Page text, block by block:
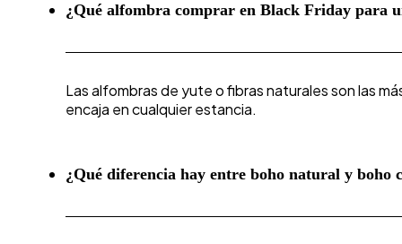
¿Qué alfombra comprar en Black Friday para
Las alfombras de yute o fibras naturales son las
encaja en cualquier estancia.
¿Qué diferencia hay entre boho natural y boho